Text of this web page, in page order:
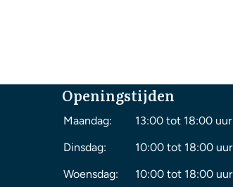
Openingstijden
Maandag:
13:00 tot 18:00 uur
Dinsdag:
10:00 tot 18:00 uur
Woensdag:
10:00 tot 18:00 uur